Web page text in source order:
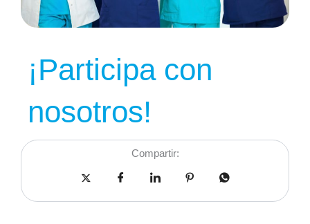
¡Participa con
nosotros!
Compartir: